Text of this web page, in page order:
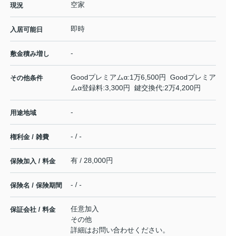
現況 空家
入居可能日 即時
敷金積み増し -
その他条件
Goodプレミアムα:1万6,500円 Goodプレミア
ムα登録料:3,300円 鍵交換代:2万4,200円
用途地域 -
権利金 / 雑費 - / -
保険加入 / 料金 有 / 28,000円
保険名 / 保険期間 - / -
保証会社 / 料金
任意加入
その他
詳細はお問い合わせください。